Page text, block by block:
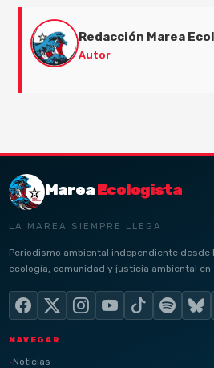
Redacción Marea
Autor
MareaEcologista
LA MAREA SIEMPRE LLEGA
Periodismo ambiental independiente desde
ecología, comunidad y justicia ambiental en
NAVEGAR
Noticias